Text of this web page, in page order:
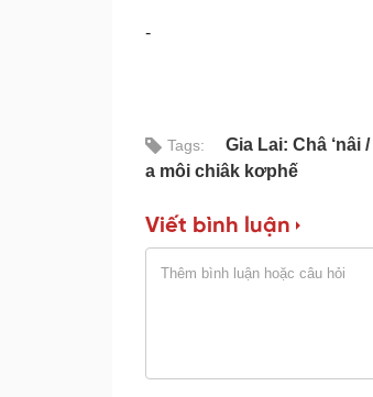
-
Tags: Gia Lai: Châ ‘nâi
a môi chiâk kơphế
Viết bình luận